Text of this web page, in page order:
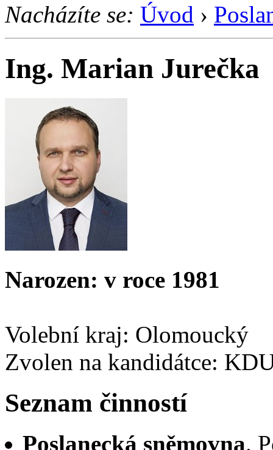
Nacházíte se: Úvod ›
Ing. Marian Jurečka
Narozen: v roce 1981
Volební kraj: Olomoucký
Zvolen na kandidátce:
Seznam činností
Poslanecká sněmovna.